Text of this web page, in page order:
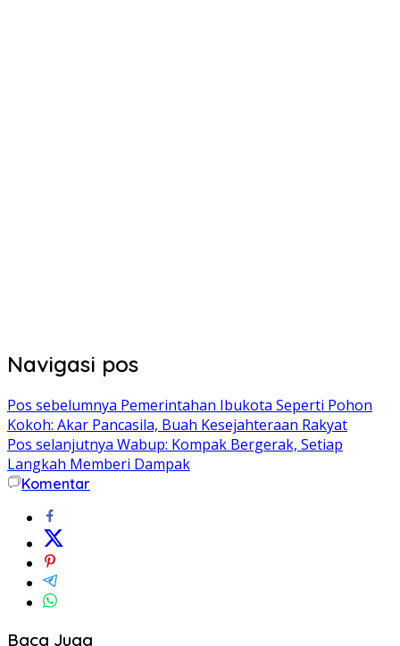
Navigasi pos
Pos sebelumnya Pemerintahan Ibukota Seperti Pohon
Kokoh: Akar Pancasila, Buah Kesejahteraan Rakyat
Pos selanjutnya Wabup: Kompak Bergerak, Setiap
Langkah Memberi Dampak
Komentar
Baca Juga